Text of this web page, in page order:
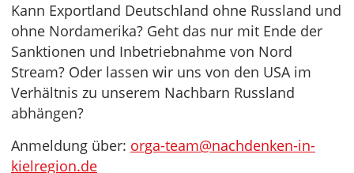
Kann Exportland Deutschland ohne Russland und
ohne Nordamerika? Geht das nur mit Ende der
Sanktionen und Inbetriebnahme von Nord
Stream? Oder lassen wir uns von den USA im
Verhältnis zu unserem Nachbarn Russland
abhängen?
Anmeldung über: orga-team@nachdenken-in-
kielregion.de